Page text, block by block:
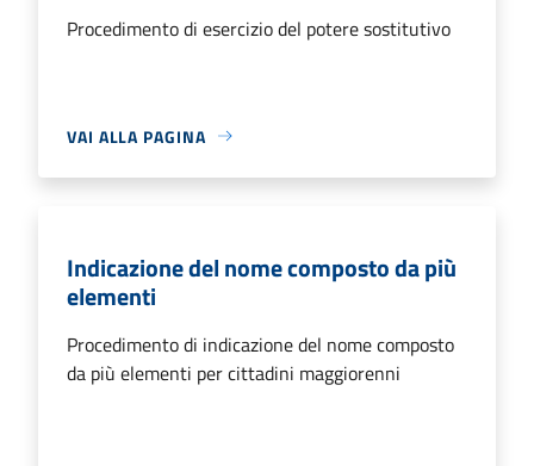
Procedimento di esercizio del potere sostitutivo
VAI ALLA PAGINA
Indicazione del nome composto da più
elementi
Procedimento di indicazione del nome composto
da più elementi per cittadini maggiorenni